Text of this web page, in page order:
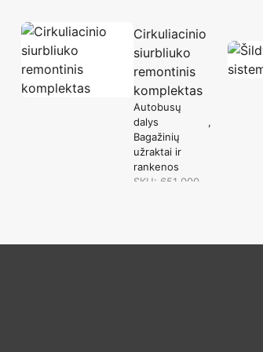
Cirkuliacinio
siurbliuko
remontinis
komplektas
Autobusų
dalys
Bagažinių
užraktai ir
rankenos
SKU: 651 000